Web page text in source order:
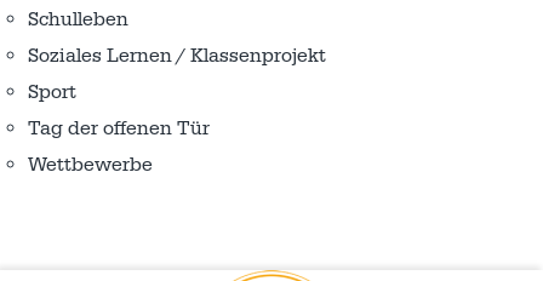
Schulleben
Soziales Lernen / Klassenprojekt
Sport
Tag der offenen Tür
Wettbewerbe